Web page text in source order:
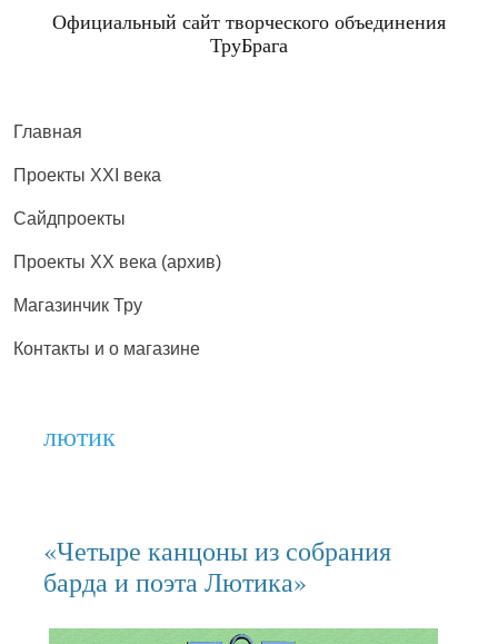
Официальный сайт творческого объединения
ТруБрага
Главная
Проекты XXI века
Сайдпроекты
Проекты XX века (архив)
Магазинчик Тру
Контакты и о магазине
лютик
«Четыре канцоны из собрания
барда и поэта Лютика»